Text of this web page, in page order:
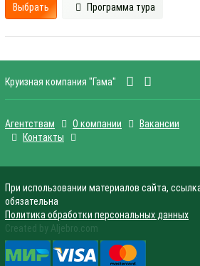
Выбрать Программа тура
Круизная компания "Гама"
Агентствам О компании
Вакансии
Контакты
При использовании материалов сайта,
обязательна
Политика обработки персональных данных
Created by Aljebro.com